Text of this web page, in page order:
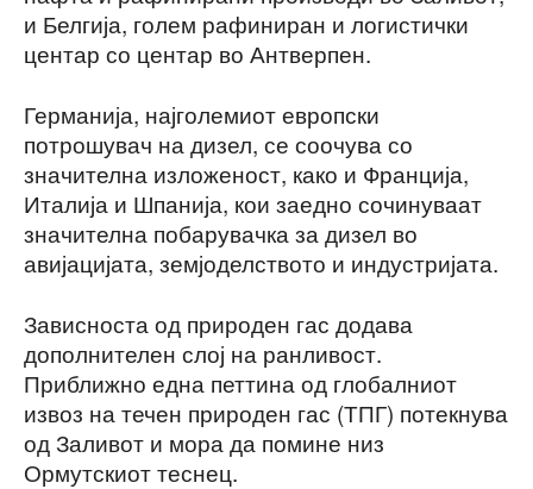
и Белгија, голем рафиниран и логистички
центар со центар во Антверпен.
Германија, најголемиот европски
потрошувач на дизел, се соочува со
значителна изложеност, како и Франција,
Италија и Шпанија, кои заедно сочинуваат
значителна побарувачка за дизел во
авијацијата, земјоделството и индустријата.
Зависноста од природен гас додава
дополнителен слој на ранливост.
Приближно една петтина од глобалниот
извоз на течен природен гас (ТПГ) потекнува
од Заливот и мора да помине низ
Ормутскиот теснец.